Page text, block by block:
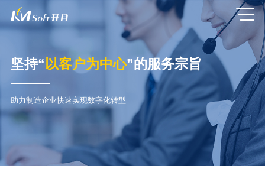
坚持“ 以客户为中心”的服务宗旨
助力制造企业快速实现数字化转型